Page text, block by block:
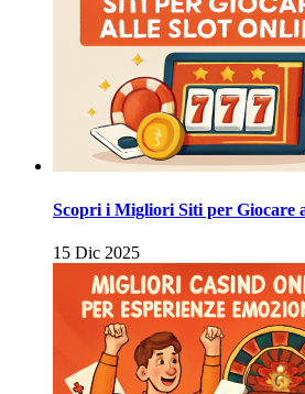
Scopri i Migliori Siti per Giocare
15 Dic 2025